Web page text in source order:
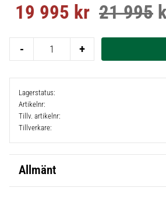
Nedsatt pris:
19 995 kr Ordinarie
21 995
+
-
Lagerstatus
Artikelnr
Tillv. artikelnr
Tillverkare
Allmänt